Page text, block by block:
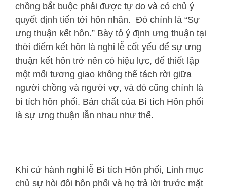
chồng bắt buộc phải được tự do và có chủ ý
quyết định tiến tới hôn nhân. Đó chính là “Sự
ưng thuận kết hôn.” Bày tỏ ý định ưng thuận tại
thời điểm kết hôn là nghi lễ cốt yếu để sự ưng
thuận kết hôn trở nên có hiệu lực, để thiết lập
một mối tương giao không thể tách rời giữa
người chồng và người vợ, và đó cũng chính là
bí tích hôn phối. Bản chất của Bí tích Hôn phối
là sự ưng thuận lẫn nhau như thế.
Khi cử hành nghi lễ Bí tích Hôn phối, Linh mục
chủ sự hòi đôi hôn phối và họ trả lời trước mặt